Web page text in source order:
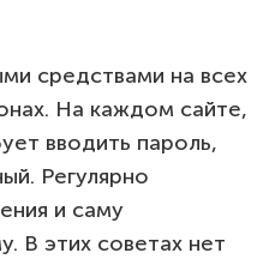
средствами на всех
На каждом сайте,
вводить пароль,
Регулярно
и саму
В этих советах нет